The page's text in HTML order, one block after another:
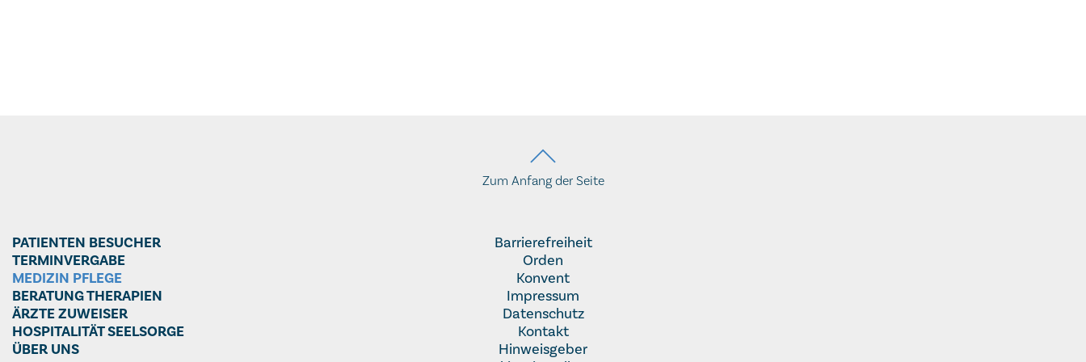
Zum Anfang der Seite
PATIENTEN BESUCHER
TERMINVERGABE
MEDIZIN PFLEGE
BERATUNG THERAPIEN
ÄRZTE ZUWEISER
HOSPITALITÄT SEELSORGE
ÜBER UNS
Barrierefreiheit
Orden
Konvent
Impressum
Datenschutz
Kontakt
Hinweisgeber